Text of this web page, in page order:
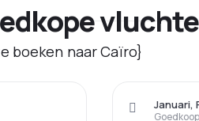
boeken naar Caïro}
Januari,